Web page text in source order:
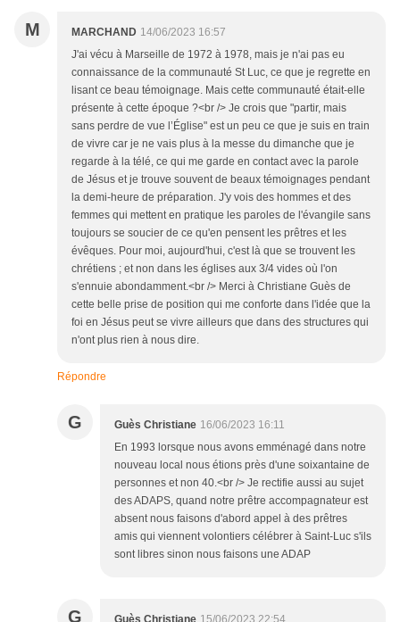
M MARCHAND 14/06/2023 16:57
J'ai vécu à Marseille de 1972 à 1978, mais je n'ai pas eu
connaissance de la communauté St Luc, ce que je regrette en
lisant ce beau témoignage. Mais cette communauté était-elle
présente à cette époque ?<br /> Je crois que "partir, mais
sans perdre de vue l’Église" est un peu ce que je suis en train
de vivre car je ne vais plus à la messe du dimanche que je
regarde à la télé, ce qui me garde en contact avec la parole
de Jésus et je trouve souvent de beaux témoignages pendant
la demi-heure de préparation. J'y vois des hommes et des
femmes qui mettent en pratique les paroles de l'évangile sans
toujours se soucier de ce qu'en pensent les prêtres et les
évêques. Pour moi, aujourd'hui, c'est là que se trouvent les
chrétiens ; et non dans les églises aux 3/4 vides où l'on
s'ennuie abondamment.<br /> Merci à Christiane Guès de
cette belle prise de position qui me conforte dans l'idée que la
foi en Jésus peut se vivre ailleurs que dans des structures qui
n'ont plus rien à nous dire.
Répondre
G Guès Christiane 16/06/2023 16:11
En 1993 lorsque nous avons emménagé dans notre
nouveau local nous étions près d'une soixantaine de
personnes et non 40.<br /> Je rectifie aussi au sujet
des ADAPS, quand notre prêtre accompagnateur est
absent nous faisons d'abord appel à des prêtres
amis qui viennent volontiers célébrer à Saint-Luc s'ils
sont libres sinon nous faisons une ADAP
G Guès Christiane 15/06/2023 22:54